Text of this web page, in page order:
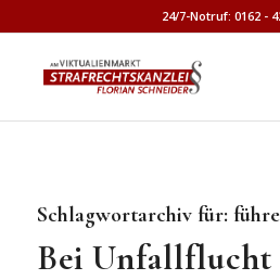
24/7-Notruf: 0162 -
Schlagwortarchiv für:
Bei Unfallflucht